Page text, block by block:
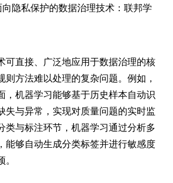
向隐私保护的数据治理技术：联邦学
可直接、广泛地应用于数据治理的核
则方法难以处理的复杂问题。例如，
，机器学习能够基于历史样本自动识
失与异常，实现对质量问题的实时监
类与标注环节，机器学习通过分析多
能够自动生成分类标签并进行敏感度